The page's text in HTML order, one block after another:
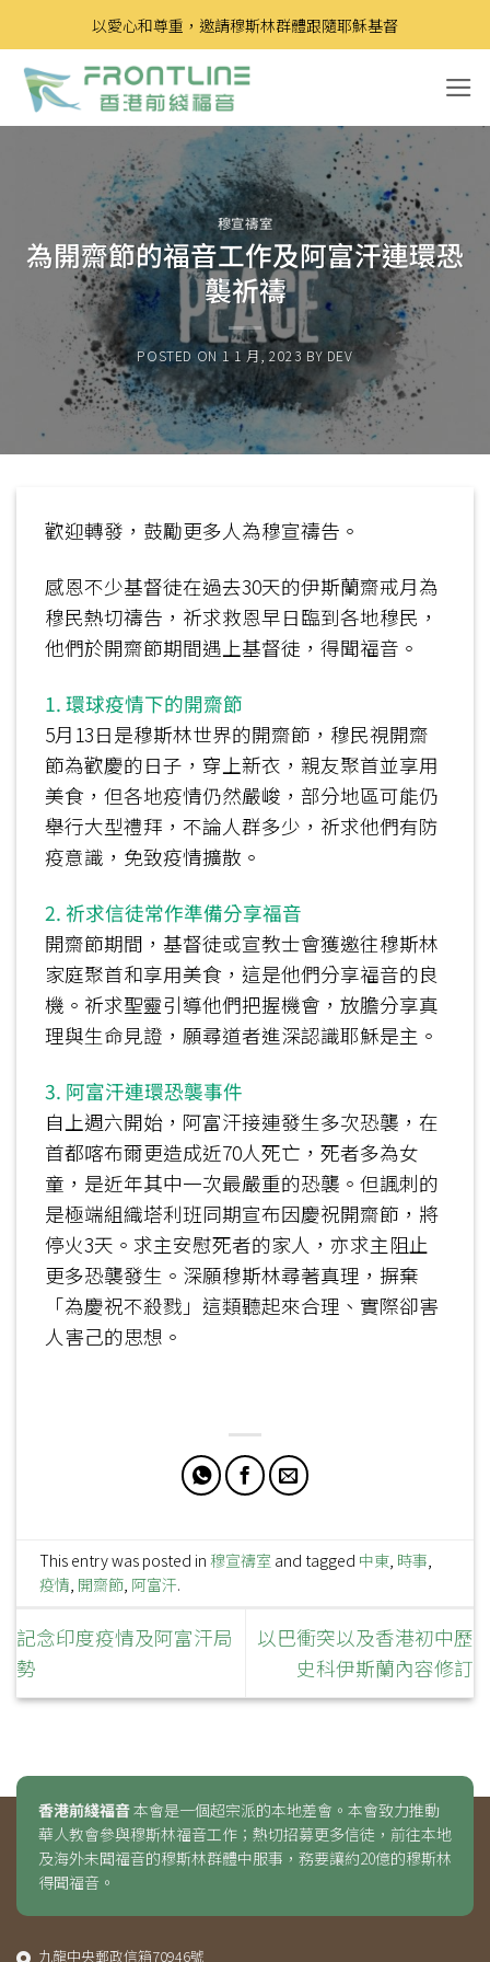
to
content
以愛心和尊重，邀請穆斯林群體跟隨耶穌基督
穆宣禱室
為開齋節的福音工作及阿富汗連環恐
襲祈禱
POSTED ON 1 1 月, 2023 BY DEV
歡迎轉發，鼓勵更多人為穆宣禱告。
感恩不少基督徒在過去30天的伊斯蘭齋戒月為
穆民熱切禱告，祈求救恩早日臨到各地穆民，
他們於開齋節期間遇上基督徒，得聞福音。
1. 環球疫情下的開齋節
5月13日是穆斯林世界的開齋節，穆民視開齋
節為歡慶的日子，穿上新衣，親友聚首並享用
美食，但各地疫情仍然嚴峻，部分地區可能仍
舉行大型禮拜，不論人群多少，祈求他們有防
疫意識，免致疫情擴散。
2. 祈求信徒常作準備分享福音
開齋節期間，基督徒或宣教士會獲邀往穆斯林
家庭聚首和享用美食，這是他們分享福音的良
機。祈求聖靈引導他們把握機會，放膽分享真
理與生命見證，願尋道者進深認識耶穌是主。
3. 阿富汗連環恐襲事件
自上週六開始，阿富汗接連發生多次恐襲，在
首都喀布爾更造成近70人死亡，死者多為女
童，是近年其中一次最嚴重的恐襲。但諷刺的
是極端組織塔利班同期宣布因慶祝開齋節，將
停火3天。求主安慰死者的家人，亦求主阻止
更多恐襲發生。深願穆斯林尋著真理，摒棄
「為慶祝不殺戮」這類聽起來合理、實際卻害
人害己的思想。
This entry was posted in穆宣禱室 and tagged 中東, 時事,
疫情, 開齋節, 阿富汗.
記念印度疫情及阿富汗局
勢
以巴衝突以及香港初中歷
史科伊斯蘭內容修訂
香港前綫福音本會是一個超宗派的本地差會。本會致力推動
華人教會參與穆斯林福音工作；熱切招募更多信徒，前往本地
及海外未聞福音的穆斯林群體中服事，務要讓約20億的穆斯林
得聞福音。
九龍中央郵政信箱70946號